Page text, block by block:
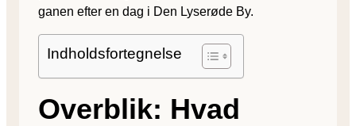
ganen efter en dag i Den Lyserøde By.
Indholdsfortegnelse
Overblik: Hvad